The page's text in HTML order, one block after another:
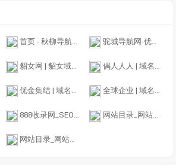
首页 - 秋柳导航收录网 - 全力打造方便和实用的网址导航 驼城导航网-优质的站点收录平台
貂女网 | 貂女域名含义组词,域名收藏,域名海报,商标知识,商标注册,双拼域名,四声母域名,学习日记,商标制作,小黄经验分享,www.diaonv.com 偶人人人 | 域名收藏,域名海报,商标知识,商标注册,双拼域名,四声母域名,学习日记,商标制作,小黄经验分享,www.orrr.cn
优金集结 | 域名收藏,域名海报,商标知识,商标注册,双拼域名,四声母域名,学习日记,商标制作,小黄经验分享,www.ujjj.cn 全球企业 | 域名收藏,域名海报,商标知识,商标注册,双拼域名,四声母域名,学习日记,商标制作,小黄经验分享,www.qqqy.cn
888收录网_SEO外链大全_免费提交网站_快速收录_免费收录平台-888收录网 网站目录_网站网址收录与提交入口
网站目录_网站导航_中文站长分类目录提交_翱联名单目录